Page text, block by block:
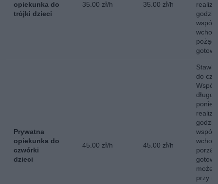
opiekunka do
trójki dzieci
35.00 zł/h 35.00 zł/h
Prywatna
opiekunka do
czwórki
dzieci
45.00 zł/h 45.00 zł/h
do
może
przy